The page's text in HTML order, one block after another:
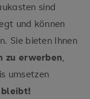
sind
und können
Sie bieten Ihnen
zu erwerben,
umsetzen